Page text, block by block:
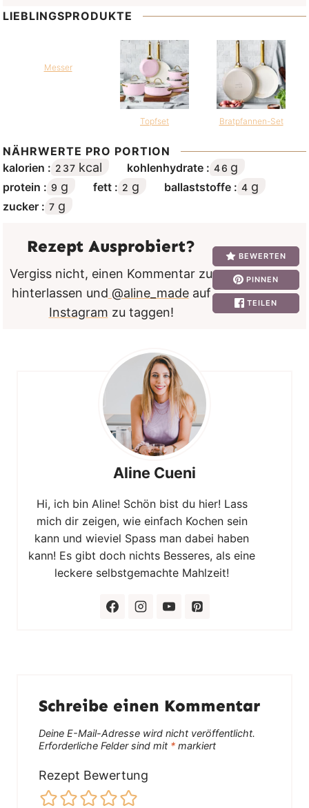
LIEBLINGSPRODUKTE
Messer
Topfset Bratpfannen-Set
NÄHRWERTE PRO PORTION
kalorien : 237 kcal kohlenhydrate : 46 g
protein : 9 g fett : 2 g ballaststoffe : 4 g
zucker : 7 g
Rezept Ausprobiert?
Vergiss nicht, einen Kommentar zu
hinterlassen und @aline_madeauf
Instagram zu taggen!
BEWERTEN
PINNEN
TEILEN
Aline Cueni
Hi, ich bin Aline! Schön bist du hier! Lass
mich dir zeigen, wie einfach Kochen sein
kann und wieviel Spass man dabei haben
kann! Es gibt doch nichts Besseres, als eine
leckere selbstgemachte Mahlzeit!
Schreibe einen Kommentar
Deine E-Mail-Adresse wird nicht veröffentlicht.
Erforderliche Felder sind mit * markiert
Rezept Bewertung